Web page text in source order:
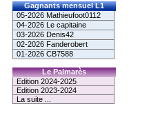
Gagnants mensuel L1
05-2026 Mathieufoot0112
04-2026 Le capitaine
03-2026 Denis42
02-2026 Fanderobert
01-2026 CB7588
Le Palmarès
Edition 2024-2025
Edition 2023-2024
La suite ...